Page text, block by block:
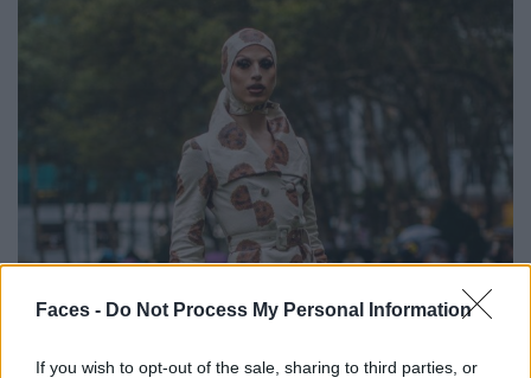
Faces - Do Not Process My Personal Information
If you wish to opt-out of the sale, sharing to third parties, or